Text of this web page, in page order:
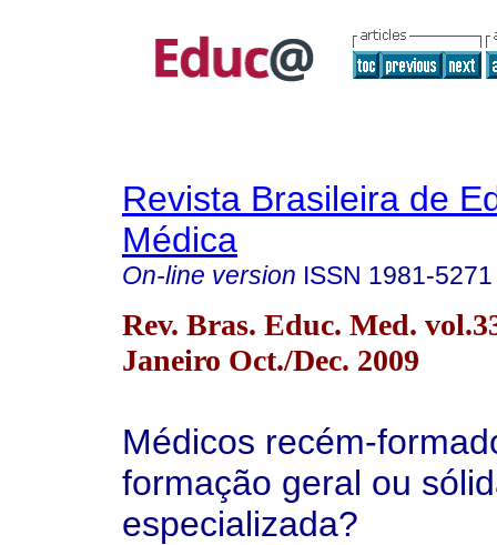
Revista Brasileira de
Médica
On-line version ISSN 1981-5271
Rev. Bras. Educ. Med.
Janeiro Oct./Dec. 2009
Médicos recém-
formação geral ou
especializada?